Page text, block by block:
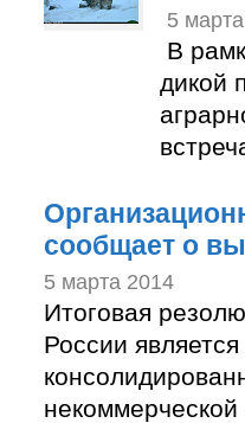
5
В
дикой
сообщает о
5 марта 2014
Итоговая
России